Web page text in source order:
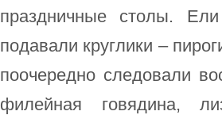
праздничные столы.
подавали круглики –
поочередно следовали
филейная говядина,